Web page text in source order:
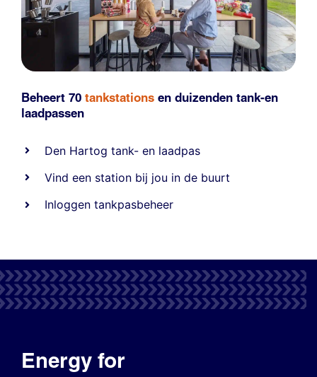
Beheert 70 tankstations en duizenden tank-en
laadpassen
Den Hartog tank- en laadpas
Vind een station bij jou in de buurt
Inloggen tankpasbeheer
Energy for